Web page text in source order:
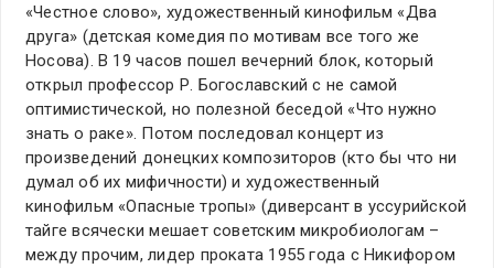
«Честное слово», художественный кинофильм «Два
друга» (детская комедия по мотивам все того же
Носова). В 19 часов пошел вечерний блок, который
открыл профессор Р. Богославский с не самой
оптимистической, но полезной беседой «Что нужно
знать о раке». Потом последовал концерт из
произведений донецких композиторов (кто бы что ни
думал об их мифичности) и художественный
кинофильм «Опасные тропы» (диверсант в уссурийской
тайге всячески мешает советским микробиологам –
между прочим, лидер проката 1955 года с Никифором